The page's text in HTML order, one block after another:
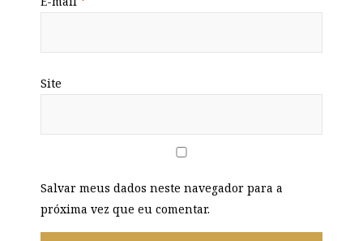
Site
Salvar meus dados neste navegador para a
próxima vez que eu comentar.